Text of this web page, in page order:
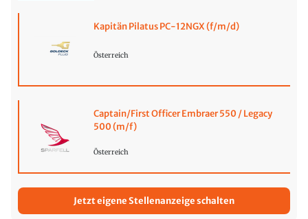
Kapitän Pilatus PC-12NGX (f/m/d)
Österreich
Captain/First Officer Embraer 550 / Legacy
500 (m/f)
Österreich
Jetzt eigene Stellenanzeige schalten